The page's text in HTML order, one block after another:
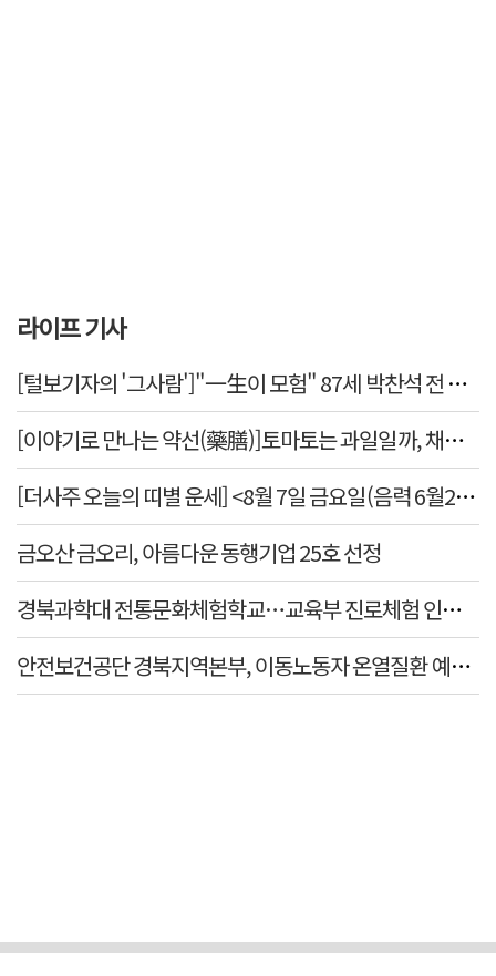
라이프 기사
[털보기자의 '그사람']"一生이 모험" 87세 박찬석 전 경북
[이야기로 만나는 약선(藥膳)]토마토는 과일일까, 채소일
[더사주 오늘의 띠별 운세] <8월 7일 금요일(음력 6월25
금오산 금오리, 아름다운 동행기업 25호 선정
경북과학대 전통문화체험학교…교육부 진로체험 인증기
안전보건공단 경북지역본부, 이동노동자 온열질환 예방